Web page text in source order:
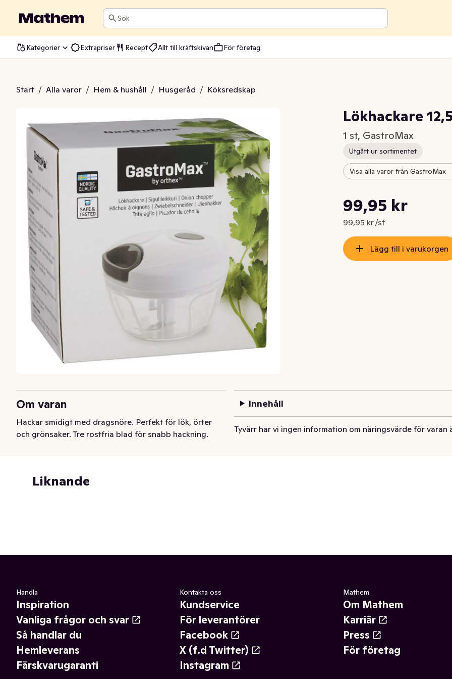
Sök
Kategorier Extrapriser Recept Allt till kräftskivan För företag
Start / Alla varor / Hem & hushåll / Husgeråd / Köksredskap
12,5cm
Lökhackare
1 st, GastroMax
Utgått ur sortimentet
Visa alla varor från GastroMax
Nuvarande pris är: 99,95 kr
99,95 kr
99,95 kr /st
Styckpris: 99,95 kr /st
Lägg till i varukorgen
Om varan
Hackar smidigt med dragsnöre. Perfekt för lök, örter
och grönsaker. Tre rostfria blad för snabb hackning.
Innehåll
Tyvärr har vi ingen information om näringsvärde för varan
Liknande
Handla
Inspiration
Vanliga frågor och svar
Så handlar du
Hemleverans
Färskvarugaranti
Kontakta oss
Kundservice
För leverantörer
Facebook
X (f.d Twitter)
Instagram
Mathem
Om Mathem
Karriär
Press
För företag